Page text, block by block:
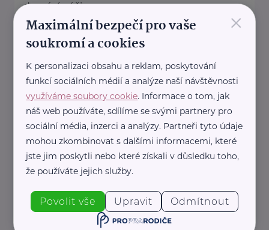
domácí péči.
Spolupracuji na vývoji a výrobě ...
https://tugi.cz/
Marcela Sekerková - Polštáře
Matýsek
Hornická 661 Líně
Matýsek - pohodlí, které spojuje
generace
U Matýska věříme, že skutečné
pohodlí nezná věkové hranice.
Naše ...
×
Maximální bezpečí pro vaše
soukromí a cookies
K personalizaci obsahu a reklam, poskytování
funkcí sociálních médií a analýze naší návštěvnosti
využíváme soubory cookie. Informace o tom, jak
náš web používáte, sdílíme se svými partnery pro
sociální média, inzerci a analýzy. Partneři tyto údaje
mohou zkombinovat s dalšími informacemi, které
jste jim poskytli nebo které získali v důsledku toho,
že používáte jejich služby.
Povolit vše Upravit Odmítnout